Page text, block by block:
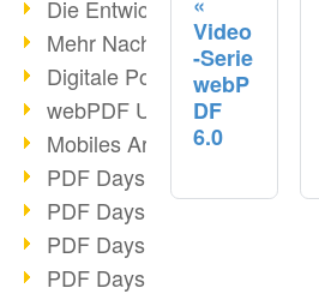
Die Entwicklung von PDF/X
Mehr Nachhaltigkeit durch
Digitale Post als PDF/A
webPDF Update 8.0.0.2531
Mobiles Arbeiten mit PDF
PDF Days 2022
PDF Days 2022
PDF Days 2022
PDF Days Europe 2022
Video
-Serie
webP
DF
6.0